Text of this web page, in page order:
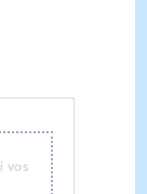
vos